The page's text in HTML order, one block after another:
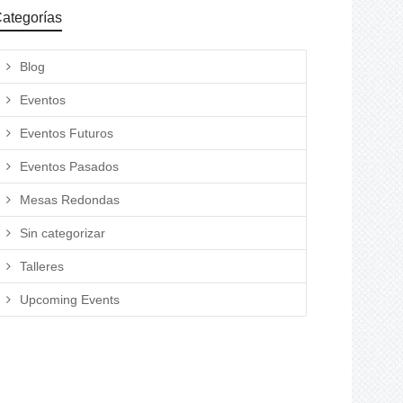
Blog
Eventos
Eventos Futuros
Eventos Pasados
Mesas Redondas
Sin categorizar
Talleres
Upcoming Events